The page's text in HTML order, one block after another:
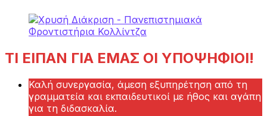
ΤΙ ΕΙΠΑΝ ΓΙΑ ΕΜΑΣ ΟΙ ΥΠΟΨΗΦΙΟΙ!
Καλή συνεργασία, άμεση εξυπηρέτηση από τη
γραμματεία και εκπαιδευτικοί με ήθος και αγάπη
για τη διδασκαλία.